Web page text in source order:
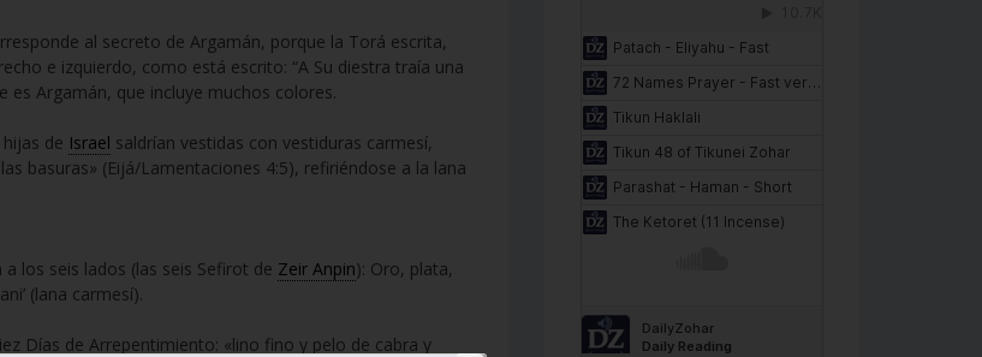
al secreto de Argamán, porque la Torá escrita,
e izquierdo, como está escrito: “A Su diestra traía una
es Argamán, que incluye muchos colores.
de Israel saldrían vestidas con vestiduras carmesí,
basuras» (Eijá/Lamentaciones 4:5), refiriéndose a la lana
los seis lados (las seis Sefirot de Zeir Anpin): Oro, plata,
(lana carmesí).
Días de Arrepentimiento: «lino fino y pelo de cabra y